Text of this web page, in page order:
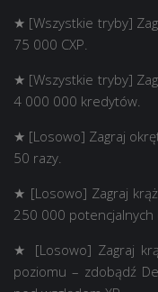
★ [Wszystkie tryby]
75 000 CXP.
★ [Wszystkie tryby]
4 000 000 kredytów.
★ [Losowo] Zagraj
50 razy.
★ [Losowo] Zagraj
250 000 potencjalnych
★ [Losowo] Zagraj
poziomu – zdobądź